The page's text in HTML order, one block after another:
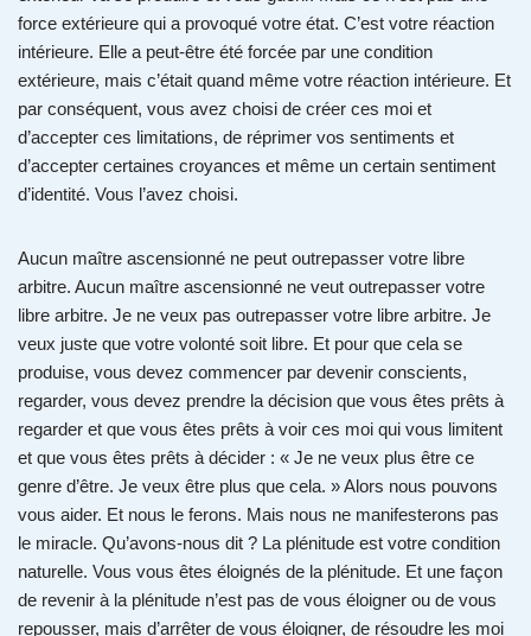
force extérieure qui a provoqué votre état. C’est votre réaction
intérieure. Elle a peut-être été forcée par une condition
extérieure, mais c’était quand même votre réaction intérieure. Et
par conséquent, vous avez choisi de créer ces moi et
d’accepter ces limitations, de réprimer vos sentiments et
d’accepter certaines croyances et même un certain sentiment
d’identité. Vous l’avez choisi.
Aucun maître ascensionné ne peut outrepasser votre libre
arbitre. Aucun maître ascensionné ne veut outrepasser votre
libre arbitre. Je ne veux pas outrepasser votre libre arbitre. Je
veux juste que votre volonté soit libre. Et pour que cela se
produise, vous devez commencer par devenir conscients,
regarder, vous devez prendre la décision que vous êtes prêts à
regarder et que vous êtes prêts à voir ces moi qui vous limitent
et que vous êtes prêts à décider : « Je ne veux plus être ce
genre d’être. Je veux être plus que cela. » Alors nous pouvons
vous aider. Et nous le ferons. Mais nous ne manifesterons pas
le miracle. Qu’avons-nous dit ? La plénitude est votre condition
naturelle. Vous vous êtes éloignés de la plénitude. Et une façon
de revenir à la plénitude n’est pas de vous éloigner ou de vous
repousser, mais d’arrêter de vous éloigner, de résoudre les moi